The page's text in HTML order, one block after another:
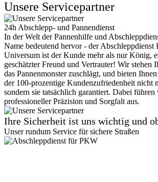
Unsere Servicepartner
24h Abschlepp- und Pannendienst
In der Welt der Pannenhilfe und
Name bedeutend hervor - der Abschleppdienst
Universum ist der Kunde mehr als nur König,
geschätzter Freund und Vertrauter! Wir stehen
das Pannenmonster zuschlägt, und bieten
der 100-prozentige Kundenzufriedenheit nicht
sondern sie tatsächlich garantiert. Dabei
professioneller Präzision und Sorgfalt aus.
Ihre Sicherheit ist uns wichtig und
Unser rundum Service für sichere Straßen